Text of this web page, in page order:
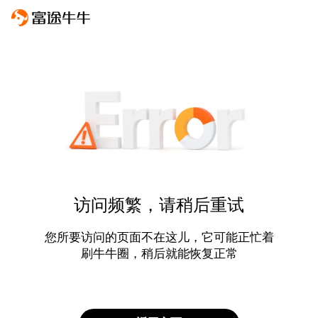
访问频繁，请稍后重试
您所要访问的页面不在这儿，它可能正忙着
刷牛牛圈，稍后就能恢复正常